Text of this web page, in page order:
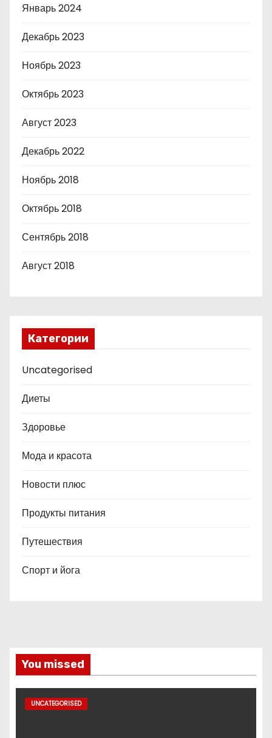
Январь 2024
Декабрь 2023
Ноябрь 2023
Октябрь 2023
Август 2023
Декабрь 2022
Ноябрь 2018
Октябрь 2018
Сентябрь 2018
Август 2018
Категории
Uncategorised
Диеты
Здоровье
Мода и красота
Новости плюс
Продукты питания
Путешествия
Спорт и йога
You missed
UNCATEGORISED